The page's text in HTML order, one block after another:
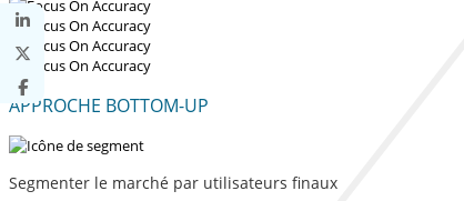
APPROCHE BOTTOM-UP
Segmenter le marché par utilisateurs finaux